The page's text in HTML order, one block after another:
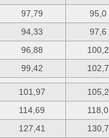
97,79 95,0
94,33 97,6
96,88 100,2
99,42 102,7
101,97 105,2
114,69 118,0
127,41 130,7